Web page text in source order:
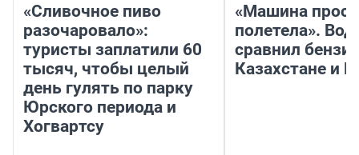
«Сливочное пиво
разочаровало»:
туристы заплатили 60
тысяч, чтобы целый
день гулять по парку
Юрского периода и
Хогвартсу
«Машина
полетела».
сравнил
Казахстане и